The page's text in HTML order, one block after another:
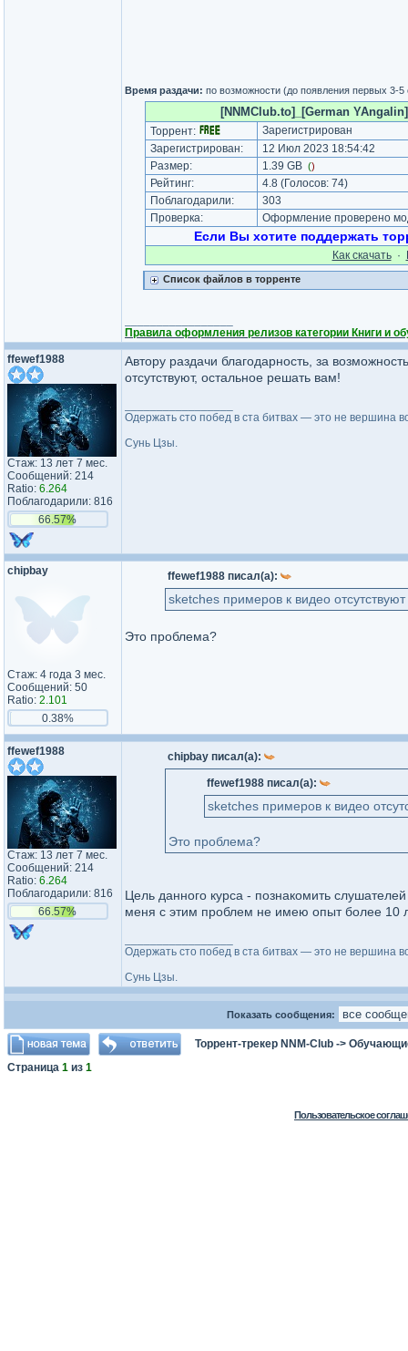
Время раздачи: по возможности (до появления первых 3-5
[NNMClub.to]_[German
Торрент:
Зарегистрирован
Зарегистрирован:
12 Июл 2023 18:54:42
Размер:
1.39 GB ()
Рейтинг: 4.8 (Голосов: 74)
Поблагодарили:
303
Проверка:
Оформление проверено
Если Вы хотите поддержать
Как cкачать·
Список файлов в торренте
Правила оформления релизов категории Книги и
ffewef1988
Стаж: 13 лет 7 мес.
Сообщений: 214
Ratio: 6.264
Поблагодарили: 816
66.57%
Автору раздачи благодарность, за
отсутствуют, остальное решать вам!
Одержать сто побед в ста битвах — это не вершина
Сунь Цзы.
chipbay
Стаж: 4 года 3 мес.
Сообщений: 50
Ratio: 2.101
0.38%
ffewef1988 писал(а):
sketches примеров к видео отсутствуют
Это проблема?
ffewef1988
Стаж: 13 лет 7 мес.
Сообщений: 214
Ratio: 6.264
Поблагодарили: 816
66.57%
chipbay писал(а):
ffewef1988 писал(а):
sketches примеров к видео
Это проблема?
Цель данного курса - познакомить
меня с этим проблем не имею опыт более 10
Одержать сто побед в ста битвах — это не вершина
Сунь Цзы.
Показать сообщения:
Торрент-трекер NNM-Club ->
Страница 1 из 1
Пользовательское